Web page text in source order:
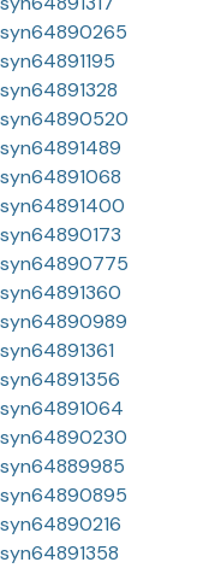
syn64890265
syn64891195
syn64891328
syn64890520
syn64891489
syn64891068
syn64891400
syn64890173
syn64890775
syn64891360
syn64890989
syn64891361
syn64891356
syn64891064
syn64890230
syn64889985
syn64890895
syn64890216
syn64891358